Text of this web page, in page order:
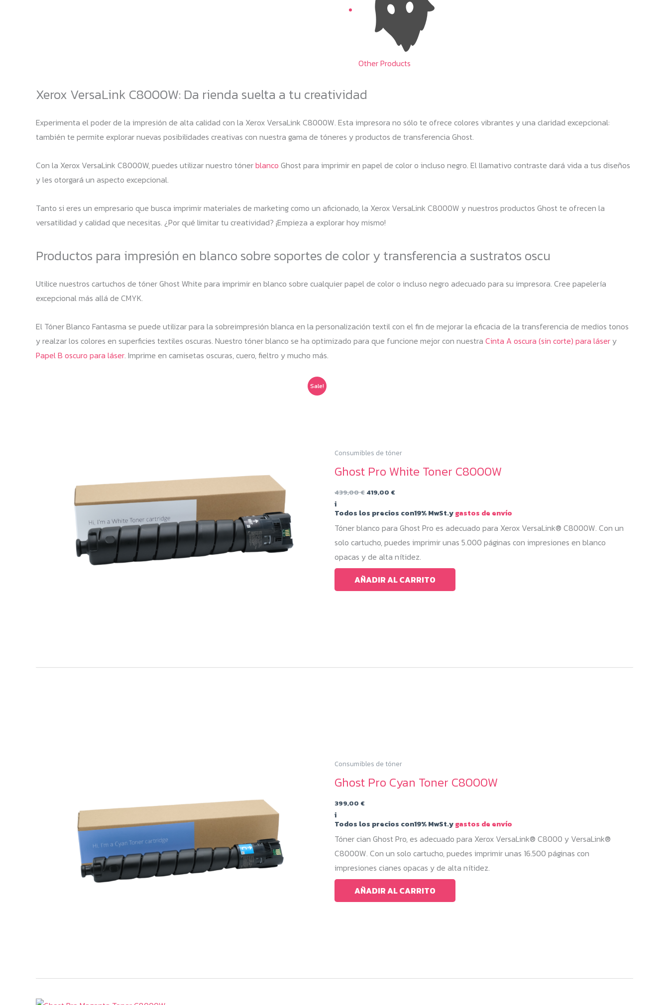
Other Products
Xerox VersaLink C8000W: Da rienda suelta a tu creatividad
Experimenta el poder de la impresión de alta calidad con la Xerox VersaLink C8000W. Esta impresora no sólo te ofrece colores vibrantes y una claridad excepcional:
también te permite explorar nuevas posibilidades creativas con nuestra gama de tóneres y productos de transferencia Ghost.
Con la Xerox VersaLink C8000W, puedes utilizar nuestro tónerblanco Ghost para imprimir en papel de color o incluso negro. El llamativo contraste dará vida a tus diseños
y les otorgará un aspecto excepcional.
Tanto si eres un empresario que busca imprimir materiales de marketing como un aficionado, la Xerox VersaLink C8000W y nuestros productos Ghost te ofrecen la
versatilidad y calidad que necesitas. ¿Por qué limitar tu creatividad? ¡Empieza a explorar hoy mismo!
Productos para impresión en blanco sobre soportes de color y transferencia a sustratos oscu
Utilice nuestros cartuchos de tóner Ghost White para imprimir en blanco sobre cualquier papel de color o incluso negro adecuado para su impresora. Cree papelería
excepcional más allá de CMYK.
El Tóner Blanco Fantasma se puede utilizar para la sobreimpresión blanca en la personalización textil con el fin de mejorar la eficacia de la transferencia de medios tonos
y realzar los colores en superficies textiles oscuras. Nuestro tóner blanco se ha optimizado para que funcione mejor con nuestra Cinta A oscura (sin corte) para lásery
Papel B oscuro para láser. Imprime en camisetas oscuras, cuero, fieltro y mucho más.
Sale!
Consumibles de tóner
Ghost Pro White Toner C8000W
439,00€ El
era:
419,00 €
es:
419,00 €.
i
Todos los precios con19% MwSt.ygastos de envío
Tóner blanco para Ghost Pro es adecuado para Xerox VersaLink® C8000W. Con un
solo cartucho, puedes imprimir unas 5.000 páginas con impresiones en blanco
opacas y de alta nítidez.
AÑADIR AL CARRITO
Consumibles de tóner
Ghost Pro Cyan Toner C8000W
399,00 €
i
Todos los precios con19% MwSt.ygastos de envío
Tóner cian Ghost Pro, es adecuado para Xerox VersaLink® C8000 y VersaLink®
C8000W. Con un solo cartucho, puedes imprimir unas 16.500 páginas con
impresiones cianes opacas y de alta nítidez.
AÑADIR AL CARRITO